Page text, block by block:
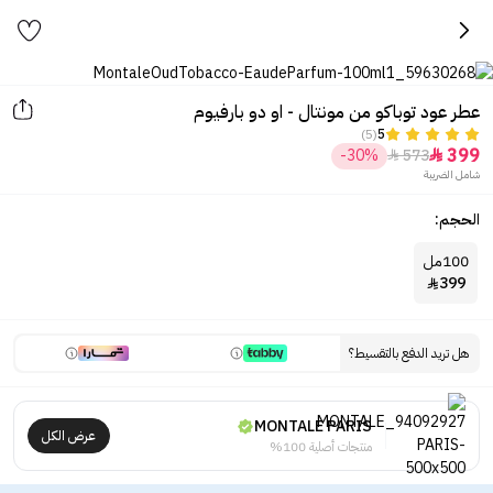
عطر عود توباكو من مونتال - او دو بارفيوم
5
(5)
399

573

-30%
شامل الضريبة
الحجم:
100مل
399

هل تريد الدفع بالتقسيط؟
MONTALE PARIS
منتجات أصلية 100%
عرض الكل